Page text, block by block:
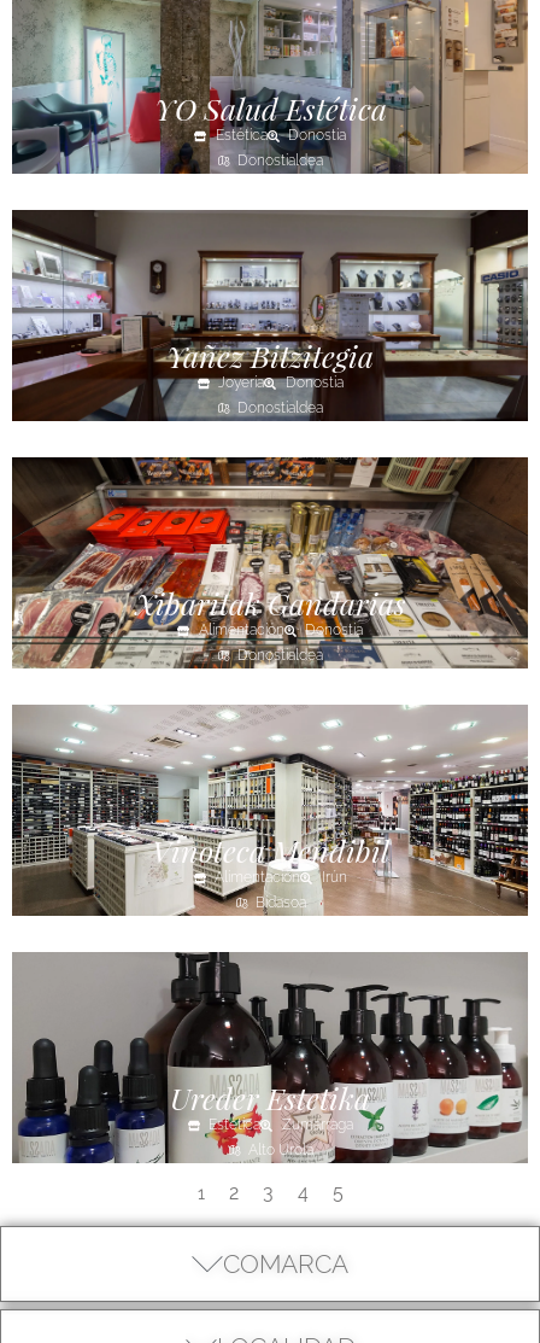
COMARCA
YO Salud Estética
Estética
Donostia
Donostialdea
Yañez Bitzitegia
Joyería
Donostia
Donostialdea
Xibaritak Gandarias
Alimentación
Donostia
Donostialdea
Vinoteca Mendibil
Alimentación
Irún
Bidasoa
Ureder Estetika
Estética
Zumarraga
Alto Urola
1 2 3 4 5